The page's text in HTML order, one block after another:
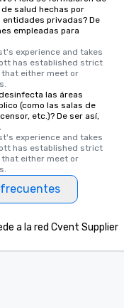
salud hechas por
privadas? De
empleadas para
experience and takes
has established strict
either meet or
las áreas
(como las salas de
etc.)? De ser así,
experience and takes
has established strict
either meet or
frecuentes
a la red Cvent Supplier